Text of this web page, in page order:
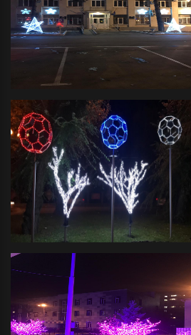
светодиодной иллюминацией
Администрация Краснофлотского
района- декоративное
оформление светодиодной
иллюминации фасада и
прилегающей территории
Футбольный клуб -декоративное
оформление светодиодной
иллюминацией прилегающей
территории